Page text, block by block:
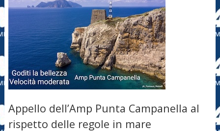
Appello dell’Amp Punta Campanella al
rispetto delle regole in mare